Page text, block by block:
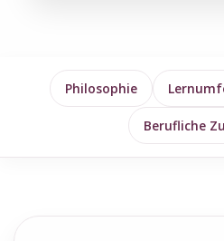
Philosophie
Berufliche